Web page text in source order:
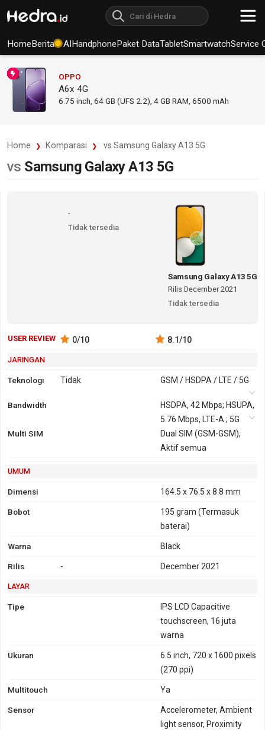
HomeBerita AIHandphonePaket DataTabletSmartwatchService
OPPO
A6x 4G
6.75 inch, 64 GB (UFS 2.2), 4 GB RAM 6500 mAh
Home Komparasi vs Samsung Galaxy A13 5G
vs Samsung Galaxy A13 5G
-
Tidak tersedia
Samsung Galaxy A13 5G
Rilis December 2021
Tidak tersedia
USER REVIEW 0/10 8.1/10
JARINGAN
Teknologi Tidak GSM / HSDPA / LTE / 5G
2G
GPRS Ya
Bandwidth
HSDPA, 42 Mbps; HSUPA,
5.76 Mbps, LTE-A ; 5G
Multi SIM
Dual SIM (GSM-GSM),
Aktif semua
UMUM
Dimensi 164.5 x 76.5 x 8.8 mm
Bobot 195 gram (Termasuk
baterai)
Warna Black
Rilis - December 2021
LAYAR
Tipe
IPS LCD Capacitive
touchscreen, 16 juta
warna
Ukuran
6.5 inch, 720 x 1600 pixels
(270 ppi)
Multitouch Ya
Sensor
Accelerometer, Ambient
light sensor, Proximity